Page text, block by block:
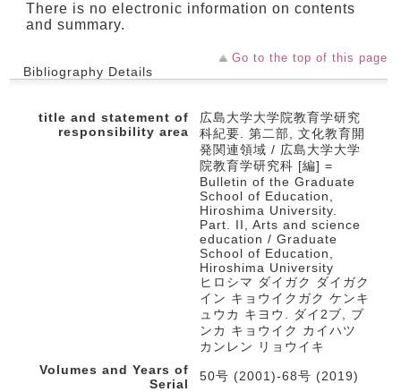
There is no electronic information on contents
and summary.
Go to the top of this page
Bibliography Details
title and statement of
responsibility area
広島大学大学院教育学研究
科紀要. 第二部, 文化教育開
発関連領域 / 広島大学大学
院教育学研究科 [編] =
Bulletin of the Graduate
School of Education,
Hiroshima University.
Part. II, Arts and science
education / Graduate
School of Education,
Hiroshima University
ヒロシマ ダイガク ダイガク
イン キョウイクガク ケンキ
ュウカ キヨウ. ダイ2ブ, ブ
ンカ キョウイク カイハツ
カンレン リョウイキ
Volumes and Years of
Serial
50号 (2001)-68号 (2019)